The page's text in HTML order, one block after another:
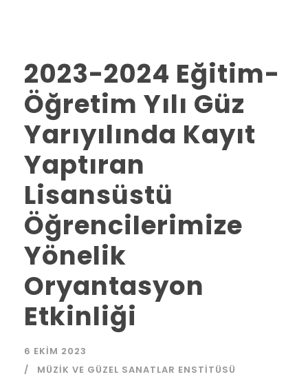
2023-2024 Eğitim-
Öğretim Yılı Güz
Yarıyılında Kayıt
Yaptıran
Lisansüstü
Öğrencilerimize
Yönelik
Oryantasyon
Etkinliği
6 EKIM 2023
MÜZIK VE GÜZEL SANATLAR ENSTITÜSÜ